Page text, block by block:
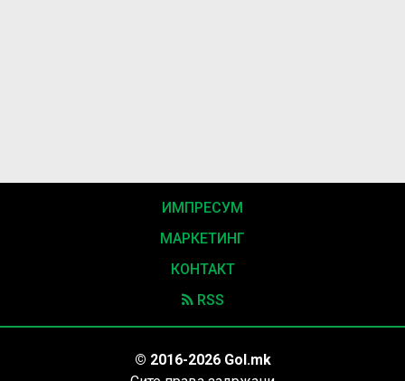
ИМПРЕСУМ
МАРКЕТИНГ
КОНТАКТ
RSS
© 2016-2026 Gol.mk